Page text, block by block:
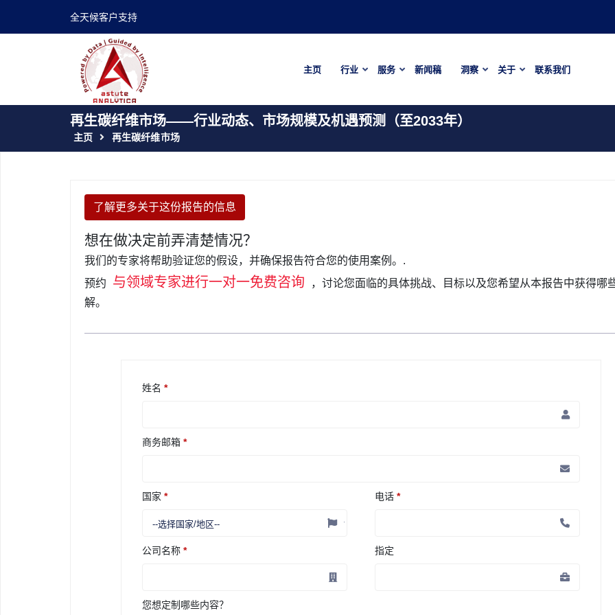
全天候客户支持
主页 行业 服务 新闻稿 洞察 关于 联系我们
再生碳纤维市场——行业动态、市场规模及机遇预测（至2033年）
主页 再生碳纤维市场
了解更多关于这份报告的信息
想在做决定前弄清楚情况？
我们的专家将帮助验证您的假设，并确保报告符合您的使用案例。.
预约
与领域专家进行一对一免费咨询
，讨论您面临的具体挑战、目标以及您希望从本报告中获得哪
解。
姓名 *
商务邮箱 *
国家 * 电话 *
公司名称 * 指定
您想定制哪些内容？